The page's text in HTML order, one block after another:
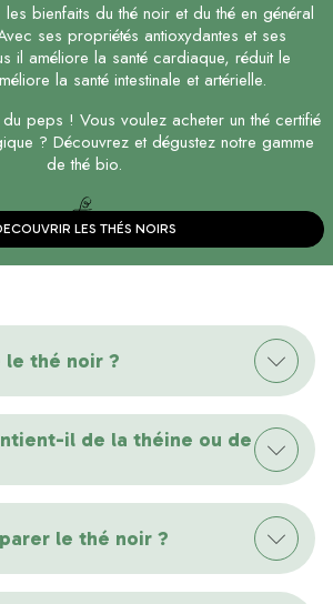
les bienfaits du thé noir et du thé en général
ses propriétés antioxydantes et ses
il améliore la santé cardiaque, réduit le
la santé intestinale et artérielle.
peps ! Vous voulez acheter un thé certifié
? Découvrez et dégustez notre gamme
de thé bio.
LES THÉS NOIRS
sur le thé noir ?
le thé noir ?
il de la théine ou de
le thé noir ?